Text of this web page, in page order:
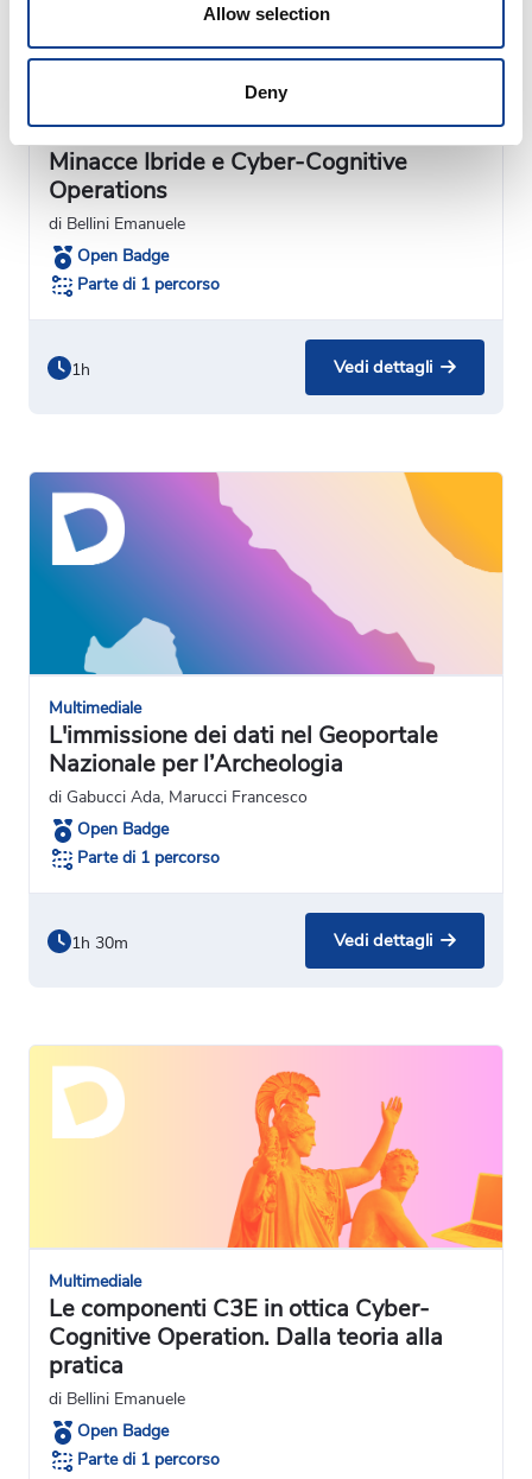
Allow selection
Deny
Multimediale
Minacce Ibride e Cyber-Cognitive
Operations
di Bellini Emanuele
Open Badge
Parte di 1 percorso
1h Vedi dettagli
Multimediale
L'immissione dei dati nel Geoportale
Nazionale per l’Archeologia
di Gabucci Ada, Marucci Francesco
Open Badge
Parte di 1 percorso
1h 30m Vedi dettagli
Multimediale
Le componenti C3E in ottica Cyber-
Cognitive Operation. Dalla teoria alla
pratica
di Bellini Emanuele
Open Badge
Parte di 1 percorso